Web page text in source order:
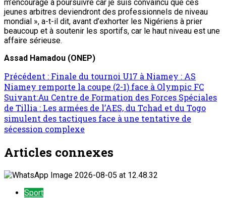
m’encourage à poursuivre car je suis convaincu que ces
jeunes arbitres deviendront des professionnels de niveau
mondial », a-t-il dit, avant d’exhorter les Nigériens à prier
beaucoup et à soutenir les sportifs, car le haut niveau est une
affaire sérieuse.
Assad Hamadou (ONEP)
Précédent : Finale du tournoi U17 à Niamey : AS
Niamey remporte la coupe (2-1) face à Olympic FC
Suivant:Au Centre de Formation des Forces Spéciales
de Tillia : Les armées de l’AES, du Tchad et du Togo
simulent des tactiques face à une tentative de
sécession complexe
Articles connexes
Sport